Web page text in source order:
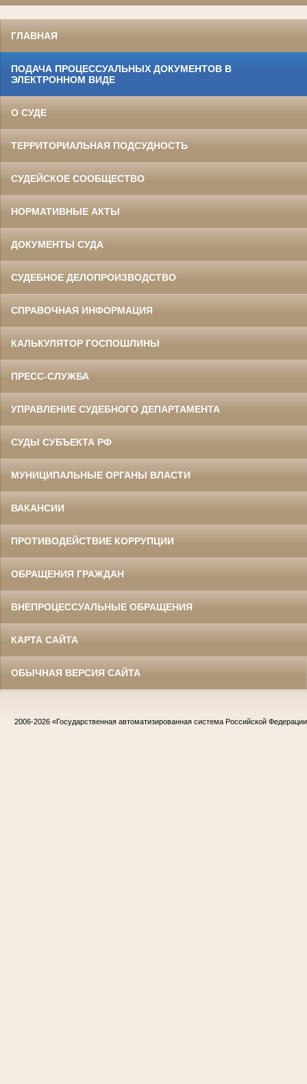
ГЛАВНАЯ
ПОДАЧА ПРОЦЕССУАЛЬНЫХ ДОКУМЕНТОВ В
ЭЛЕКТРОННОМ ВИДЕ
О СУДЕ
ТЕРРИТОРИАЛЬНАЯ ПОДСУДНОСТЬ
СУДЕЙСКОЕ СООБЩЕСТВО
НОРМАТИВНЫЕ АКТЫ
ДОКУМЕНТЫ СУДА
СУДЕБНОЕ ДЕЛОПРОИЗВОДСТВО
СПРАВОЧНАЯ ИНФОРМАЦИЯ
КАЛЬКУЛЯТОР ГОСПОШЛИНЫ
ПРЕСС-СЛУЖБА
УПРАВЛЕНИЕ СУДЕБНОГО ДЕПАРТАМЕНТА
СУДЫ СУБЪЕКТА РФ
МУНИЦИПАЛЬНЫЕ ОРГАНЫ ВЛАСТИ
ВАКАНСИИ
ПРОТИВОДЕЙСТВИЕ КОРРУПЦИИ
ОБРАЩЕНИЯ ГРАЖДАН
ВНЕПРОЦЕССУАЛЬНЫЕ ОБРАЩЕНИЯ
КАРТА САЙТА
ОБЫЧНАЯ ВЕРСИЯ САЙТА
2006-2026 «Государственная автоматизированная система Российской